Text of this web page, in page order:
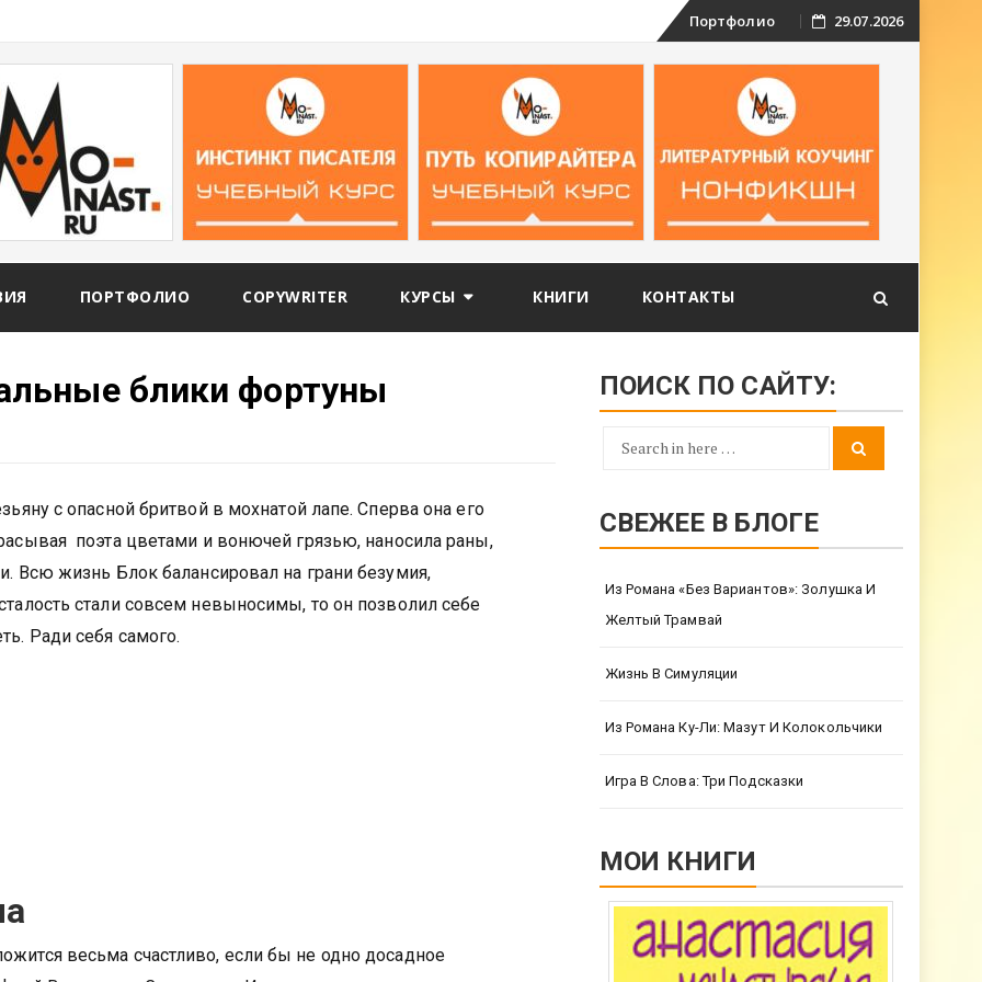
Skip
to
Портфолио 29.07.2026
ПОРТФОЛИО COPYWRITER КУРСЫ КНИГИ КОНТАКТЫ
блики фортуны
с опасной бритвой в мохнатой лапе. Сперва она его
поэта цветами и вонючей грязью, наносила раны,
Всю жизнь Блок балансировал на грани безумия,
стали совсем невыносимы, то он позволил себе
Ради себя самого.
весьма счастливо, если бы не одно досадное
ПОИСК ПО САЙТУ:
Search
СВЕЖЕЕ В БЛОГЕ
Из Романа «Без Вариантов»: Золушка И
Желтый Трамвай
Жизнь В Симуляции
Из Романа Ку-Ли: Мазут И Колокольчики
Игра В Слова: Три Подсказки
МОИ КНИГИ